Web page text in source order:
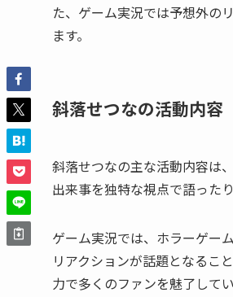
た、ゲーム実況では予想外の
ます。
斜落せつなの活動内容
斜落せつなの主な活動内容は
出来事を独特な視点で語った
ゲーム実況では、ホラーゲー
リアクションが話題となるこ
力で多くのファンを魅了してい